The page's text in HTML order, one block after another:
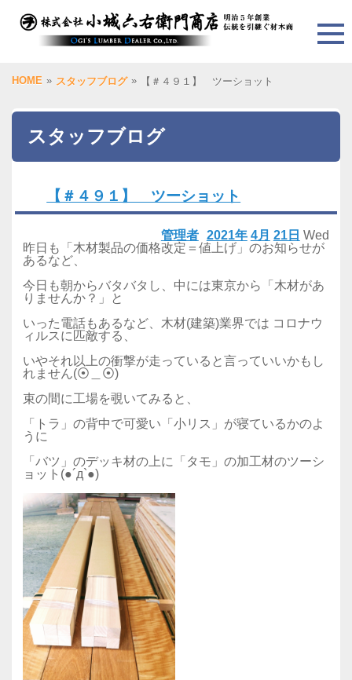
HOME » スタッフブログ » 【＃４９１】 ツーショット
スタッフブログ
【＃４９１】 ツーショット
2021年 4月 21日 Wed
管理者
昨日も「木材製品の価格改定＝値上げ」のお知らせが
あるなど、
今日も朝からバタバタし、中には東京から「木材があ
りませんか？」と
いった電話もあるなど、木材(建築)業界では コロナウ
ィルスに匹敵する、
いやそれ以上の衝撃が走っていると言っていいかもし
れません(⦿＿⦿)
束の間に工場を覗いてみると、
「トラ」の背中で可愛い「小リス」が寝ているかのよ
うに
「バツ」のデッキ材の上に「タモ」の加工材のツーシ
ョット(●´д`●)